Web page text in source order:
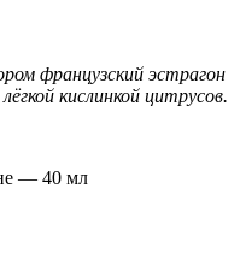
французский эстрагон
кислинкой цитрусов.
— 40 мл